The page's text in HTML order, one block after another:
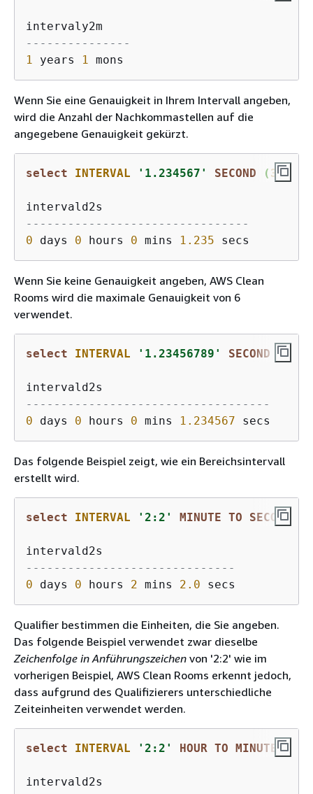
---------------
1 years 1
Wenn Sie eine Genauigkeit in Ihrem Intervall angeben,
wird die Anzahl der Nachkommastellen auf die
angegebene Genauigkeit gekürzt.
select INTERVAL '1.234567' SECOND ( 3 )
--------------------------------
0 days 0 hours 0 mins 1.235
Wenn Sie keine Genauigkeit angeben, AWS Clean
Rooms wird die maximale Genauigkeit von 6
verwendet.
select INTERVAL '1.23456789' SECOND
-----------------------------------
0 days 0 hours 0 mins 1.234567
Das folgende Beispiel zeigt, wie ein Bereichsintervall
erstellt wird.
select INTERVAL '2:2' MINUTE TO SECOND
------------------------------
0 days 0 hours 2 mins 2.0
Qualifier bestimmen die Einheiten, die Sie angeben.
Das folgende Beispiel verwendet zwar dieselbe
Zeichenfolge in Anführungszeichen von '2:2' wie im
vorherigen Beispiel, AWS Clean Rooms erkennt jedoch,
dass aufgrund des Qualifizierers unterschiedliche
Zeiteinheiten verwendet werden.
select INTERVAL '2:2' HOUR TO MINUTE